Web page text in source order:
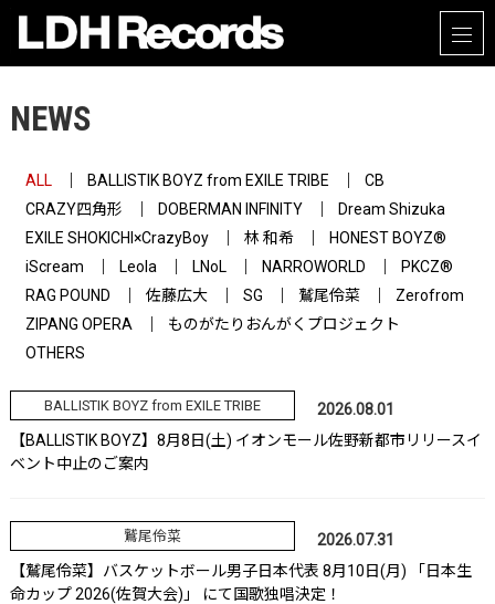
NEWS
ALL BALLISTIK BOYZ from EXILE TRIBE
CB
CRAZY四角形
DOBERMAN INFINITY
Dream Shizuka
EXILE SHOKICHI×CrazyBoy
林 和希
HONEST BOYZ®
iScream
Leola LNoL NARROWORLD
PKCZ®
RAG POUND
佐藤広大 SG 鷲尾伶菜
Zerofrom
ZIPANG OPERA
ものがたりおんがくプロジェクト
OTHERS
BALLISTIK BOYZ from EXILE TRIBE
2026.08.01
【BALLISTIK BOYZ】8月8日(土) イオンモール佐野新都市リリースイ
ベント中止のご案内
鷲尾伶菜
2026.07.31
【鷲尾伶菜】バスケットボール男子日本代表 8月10日(月) 「日本生
命カップ 2026(佐賀大会)」 にて国歌独唱決定！